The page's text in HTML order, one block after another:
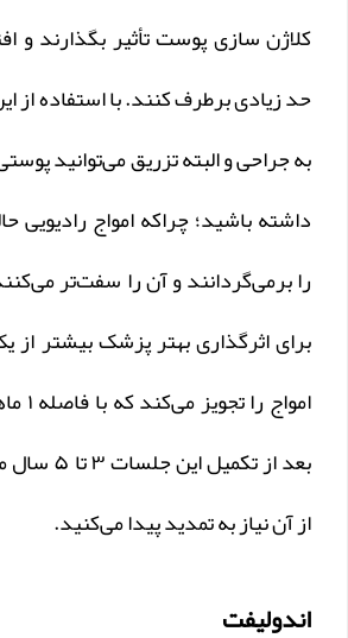
کلاژن سازی پوست تأثیر بگذارند و
حد زیادی برطرف کنند. با استفاده از
به جراحی و البته تزریق می‌توانید
داشته باشید؛ چراکه امواج رادیویی
را برمی‌گردانند و آن را سفت‌تر
برای اثرگذاری بهتر پزشک بیشتر
بعد از
از آن نیاز به تمدید پیدا می‌کنید.
اندولیفت